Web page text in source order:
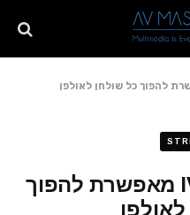
משדרים לעולם? IVS מאפשרת להפוך